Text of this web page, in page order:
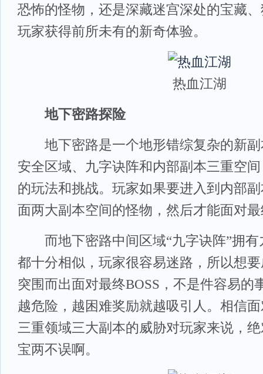
恐怖的怪物，还是深藏迷宫深处的宝藏
玩家获得前所未有的新奇体验。
热血江湖
地下密路探险
地下密路是一个地形错综复杂的新副
安全区域、九字诀阵和内部副本三重空
的玩法和挑战。玩家如果要进入到内部
面两大副本空间的怪物，然后才能面对
而地下密路中间区域“九字诀阵”拥有
都十分相似，玩家很容易迷路，所以想
突围而出面对最终BOSS，不是件容易的
越危险，越困难奖励就越吸引人。相信
三重领域三大副本的威胁对玩家来说，
宝两不误啊。